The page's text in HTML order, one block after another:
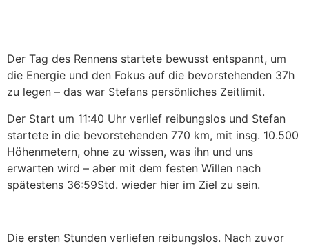
Der Tag des Rennens startete bewusst entspannt, um
die Energie und den Fokus auf die bevorstehenden 37h
zu legen – das war Stefans persönliches Zeitlimit.
Der Start um 11:40 Uhr verlief reibungslos und Stefan
startete in die bevorstehenden 770 km, mit insg. 10.500
Höhenmetern, ohne zu wissen, was ihn und uns
erwarten wird – aber mit dem festen Willen nach
spätestens 36:59Std. wieder hier im Ziel zu sein.
Die ersten Stunden verliefen reibungslos. Nach zuvor